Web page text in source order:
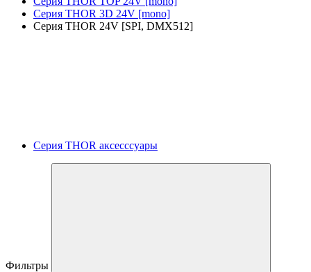
Серия THOR 3D 24V [mono]
Серия THOR 24V [SPI, DMX512]
Серия THOR аксесссуары
Фильтры